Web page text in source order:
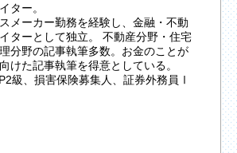
ター。
メーカー勤務を経験し、金融・不動
ターとして独立。 不動産分野・住宅
分野の記事執筆多数。お金のことが
けた記事執筆を得意としている。
級、損害保険募集人、証券外務員Ⅰ